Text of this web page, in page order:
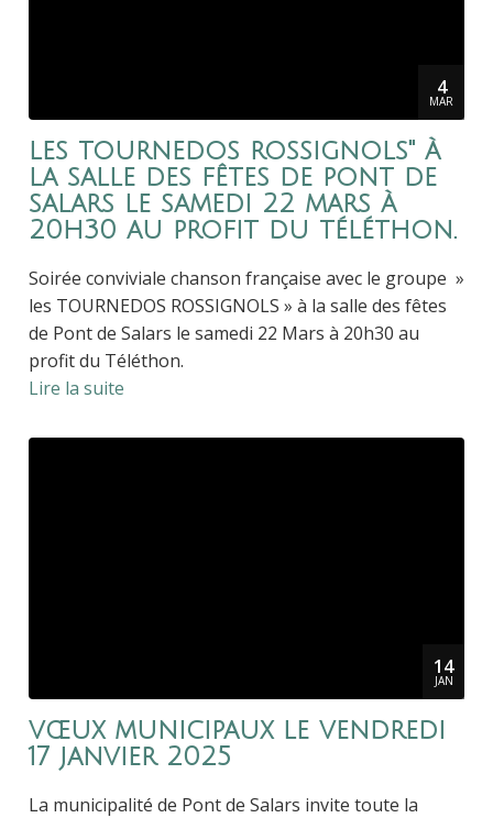
4
MAR
les tournedos rossignols" à
la salle des fêtes de pont de
salars le samedi 22 mars à
20h30 au profit du téléthon.
Soirée conviviale chanson française avec le groupe »
les TOURNEDOS ROSSIGNOLS » à la salle des fêtes
de Pont de Salars le samedi 22 Mars à 20h30 au
profit du Téléthon.
Lire la suite
14
JAN
vœux municipaux le vendredi
17 janvier 2025
La municipalité de Pont de Salars invite toute la